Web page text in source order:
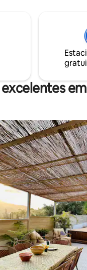
a península de Tróia -
areia até onde os olhos
de São Filipe, a foz
a cidade de Setúbal.
média de 5, 10